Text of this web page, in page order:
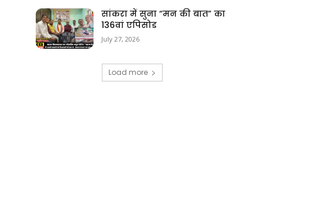
सांकरा में सुना “मन की बात” का
136वां एपिसोड
July 27, 2026
Load more